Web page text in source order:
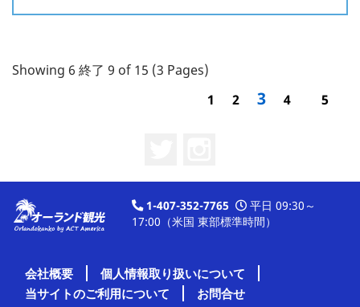
Showing 6 終了 9 of 15 (3 Pages)
1
2 3 4 5
1-407-352-7765
平日 09:30～
17:00（米国 東部標準時間）
会社概要
個人情報取り扱いについて
当サイトのご利用について
お問合せ